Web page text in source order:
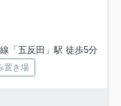
「五反田」駅 徒歩5分
置き場